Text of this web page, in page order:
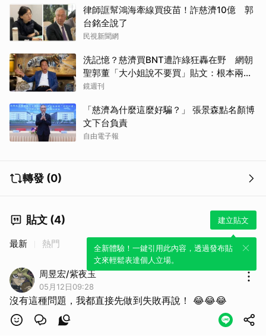
律師誆幫鴻海牽線買疫苗！詐慈濟10億 郭
台銘全說了
民視新聞網
洗記憶？慈濟買BNT遭詐綠狂轟在野 網朝
聖郭董「大小姐說不要買」貼文：根本兩碼
事
鏡週刊
「慈濟為什麼這麼好騙？」 張景森點名顏博
文下台負責
自由電子報
轉發 (0)
貼文 (4) 建立貼文
全新體驗！一鍵引用此內容，透過發布貼
文來輕鬆表達個人立場。
最新 熱門
周昱宏/紫夜玉
05月12日09:28
沒有這種問題，我都直接先做到失敗再說！ 😂😂😂